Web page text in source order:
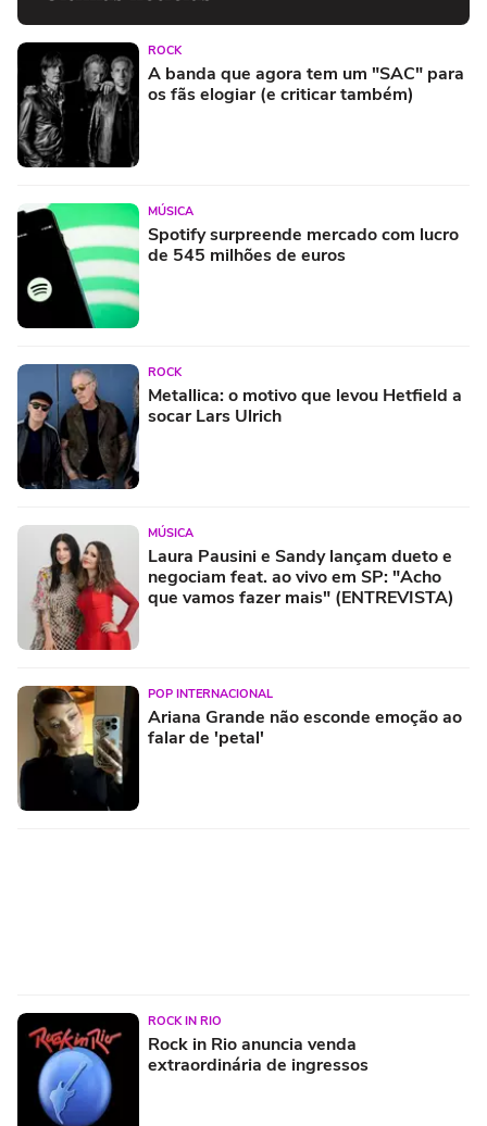
ROCK
A banda que agora tem um "SAC" para
os fãs elogiar (e criticar também)
MÚSICA
Spotify surpreende mercado com lucro
de 545 milhões de euros
ROCK
Metallica: o motivo que levou Hetfield a
socar Lars Ulrich
MÚSICA
Laura Pausini e Sandy lançam dueto e
negociam feat. ao vivo em SP: "Acho
que vamos fazer mais" (ENTREVISTA)
POP INTERNACIONAL
Ariana Grande não esconde emoção ao
falar de 'petal'
ROCK IN RIO
Rock in Rio anuncia venda
extraordinária de ingressos